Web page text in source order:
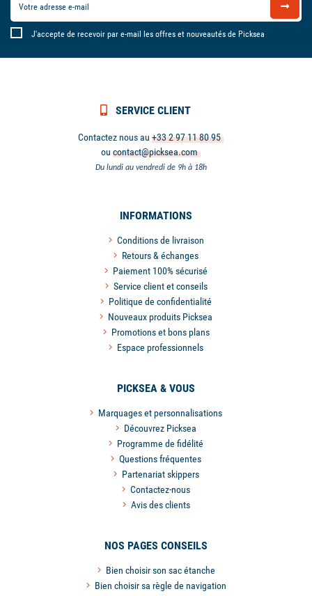
J'accepte de recevoir par e-mail les offres et nouveautés de Picksea
SERVICE CLIENT
Contactez nous au +33 2 97 11 80 95
ou contact@picksea.com
Du lundi au vendredi de 9h à 18h
INFORMATIONS
Conditions de livraison
Retours & échanges
Paiement 100% sécurisé
Service client et conseils
Politique de confidentialité
Nouveaux produits Picksea
Promotions et bons plans
Espace professionnels
PICKSEA & VOUS
Marquages et personnalisations
Découvrez Picksea
Programme de fidélité
Questions fréquentes
Partenariat skippers
Contactez-nous
Avis des clients
NOS PAGES CONSEILS
Bien choisir son sac étanche
Bien choisir sa règle de navigation